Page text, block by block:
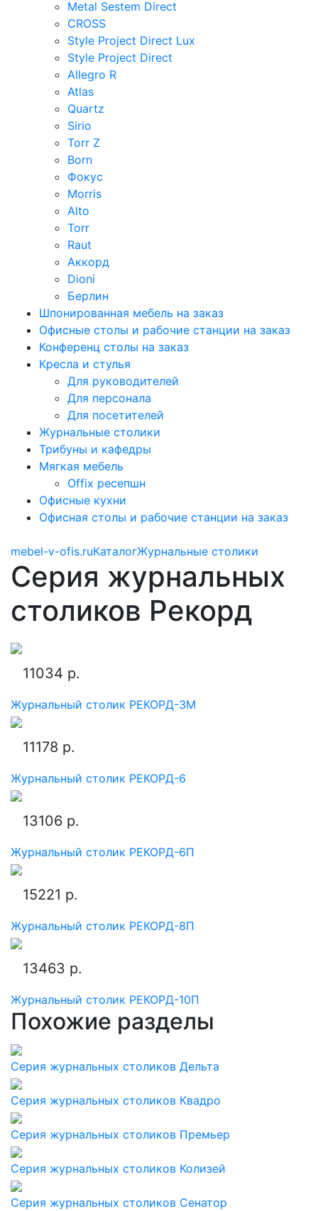
Metal Sestem Direct
CROSS
Style Project Direct Lux
Style Project Direct
Allegro R
Atlas
Quartz
Sirio
Torr Z
Born
Фокус
Morris
Alto
Torr
Raut
Аккорд
Dioni
Берлин
Шпонированная мебель на заказ
Офисные столы и рабочие станции на заказ
Конференц столы на заказ
Кресла и стулья
Для руководителей
Для персонала
Для посетителей
Журнальные столики
Трибуны и кафедры
Мягкая мебель
Offix ресепшн
Офисные кухни
Офисная столы и рабочие станции на заказ
mebel-v-ofis.ruКаталогЖурнальные столики
Серия журнальных
столиков Рекорд
11034 р.
Журнальный столик РЕКОРД-3М
11178 р.
Журнальный столик РЕКОРД-6
13106 р.
Журнальный столик РЕКОРД-6П
15221 р.
Журнальный столик РЕКОРД-8П
13463 р.
Журнальный столик РЕКОРД-10П
Похожие разделы
Серия журнальных столиков Дельта
Серия журнальных столиков Квадро
Серия журнальных столиков Премьер
Серия журнальных столиков Колизей
Серия журнальных столиков Сенатор